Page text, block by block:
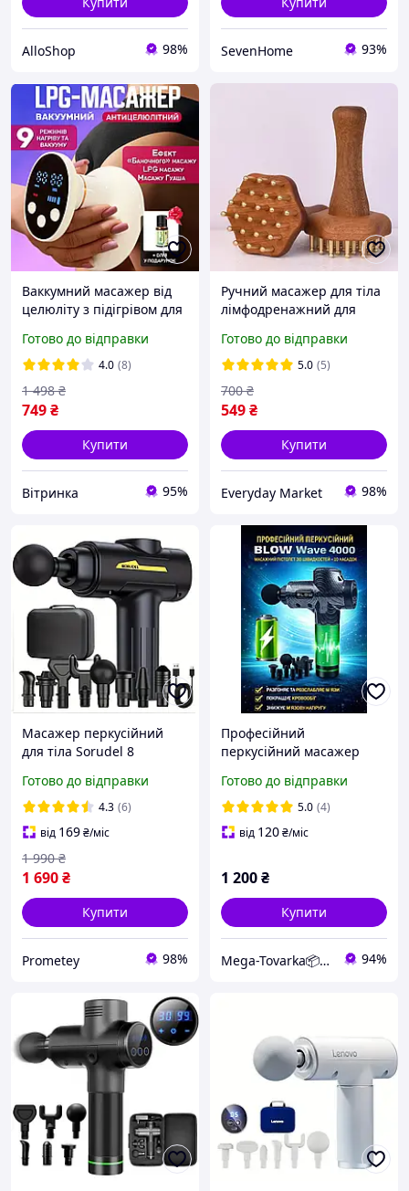
AlloShop 98% SevenHome 93%
Ваккумний масажер від
целюліту з підігрівом для
для корекції фігури
лімфодренажний
банковий масаж Гуаша
Готово до відправки
4.0 (8)
749₴
1 498 ₴
Купити
Вітринка 95%
Ручний масажер для тіла
лімфодренажний для
стегон, шиї, голови та
попереку
Готово до відправки
5.0 (5)
549₴
700 ₴
Купити
Everyday Market 98%
Масажер перкусійний
для тіла Sorudel 8
ручний, ударний
масажер
Готово до відправки
4.3 (6)
від 169₴/міс
1 690₴
1 990 ₴
Купити
Prometey 98%
Професійний
перкусійний масажер
пістолет для м'язів 30
швидкостей + 10 насадок
Готово до відправки
5.0 (4)
від 120₴/міс
1 200₴
Купити
Mega-Tovarka📦💙💛 94%